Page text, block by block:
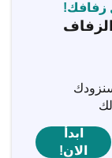
زفافك!
ابدأ
الان!